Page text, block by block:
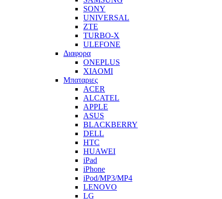
SONY
UNIVERSAL
ZTE
TURBO-X
ULEFONE
Διαφορα
ONEPLUS
XIAOMI
Μπαταριες
ACER
ALCATEL
APPLE
ASUS
BLACKBERRY
DELL
HTC
HUAWEI
iPad
iPhone
iPod/MP3/MP4
LENOVO
LG